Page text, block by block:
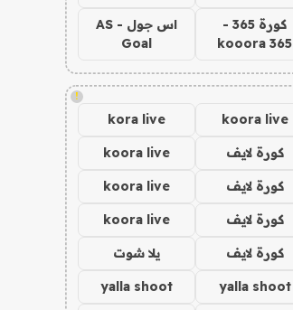
كورة 365 -
kooora 365
اس جول - AS
Goal
!
koora live
kora live
كورة لايف koora live
كورة لايف koora live
كورة لايف koora live
كورة لايف يلا شوت
yalla shoot
yalla shoot